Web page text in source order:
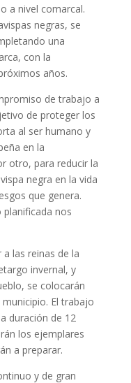
a nivel comarcal.
negras, se
una
con la
años.
de trabajo a
de proteger los
al ser humano y
en la
otro, para reducir la
negra en la vida
que genera.
nos
las reinas de la
invernal, y
se colocarán
El trabajo
duración de 12
los ejemplares
a preparar.
y de gran